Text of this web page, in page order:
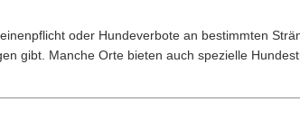
oder Hundeverbote an bestimmten
gibt. Manche Orte bieten auch spezielle